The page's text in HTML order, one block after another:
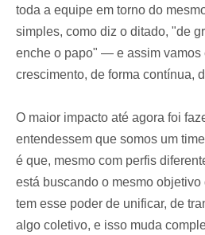
toda a equipe em torno do
simples, como diz o ditado, "de
enche o papo" — e assim vamos
crescimento, de forma contínua,
O maior impacto até agora foi
entendessem que somos um
é que, mesmo com perfis
está buscando o mesmo
tem esse poder de unificar, de
algo coletivo, e isso muda